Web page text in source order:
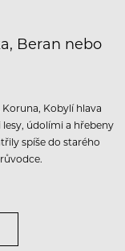
Beran nebo
Kobylí hlava
údolími a hřebeny
spíše do starého